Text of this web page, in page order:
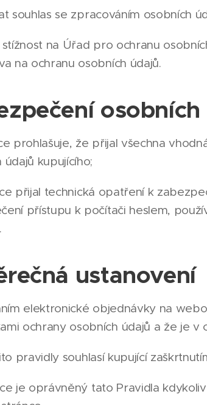
souhlas se zpracováním osobních
na Úřad pro ochranu
na ochranu osobních údajů.
osobních
prohlašuje, že přijal všechna
údajů kupujícího;
přijal technická opatření k
přístupu k počítači heslem,
ustanovení
elektronické objednávky na
ochrany osobních údajů a že je v
pravidly souhlasí kupující
je oprávněný tato Pravidla